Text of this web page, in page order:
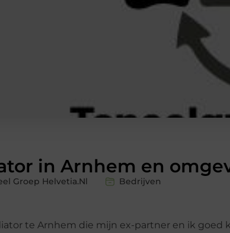
in Arnhem en
Groep Helvetia.nl Bedrijven
te Arnhem die mijn ex-partner en ik goed